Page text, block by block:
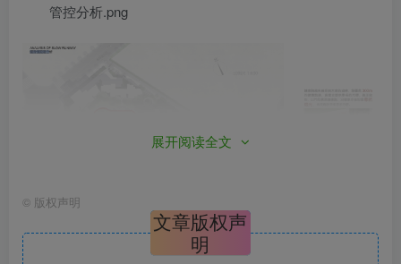
管控分析.png
健身慢跑道分.png
展开阅读全文
© 版权声明
文章版权声
明